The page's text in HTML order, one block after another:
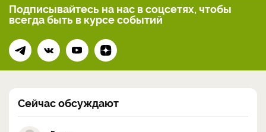
Подписывайтесь на нас в соцсетях, чтобы
всегдабыть в курсе событий
Сейчас обсуждают